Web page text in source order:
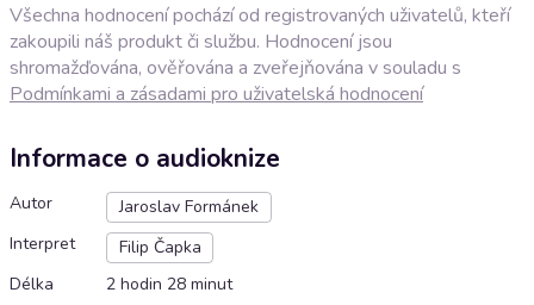
Všechna hodnocení pochází od registrovaných uživatelů, kteří
zakoupili náš produkt či službu. Hodnocení jsou
shromažďována, ověřována a zveřejňována v souladu s
Podmínkami a zásadami pro uživatelská hodnocení
Informace o audioknize
Autor
Jaroslav Formánek
Interpret
Filip Čapka
Délka
2 hodin 28 minut